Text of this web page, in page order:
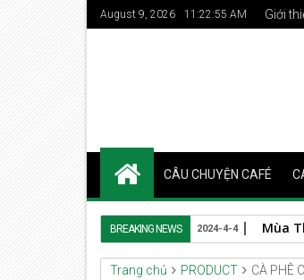
August 9, 2026 11:22:55 AM Giới
CÂU CHUYỆN CAFÉ
BREAKING NEWS Mùa
2024-4-4
Trang chủ PRODUCT CÀ PHÊ